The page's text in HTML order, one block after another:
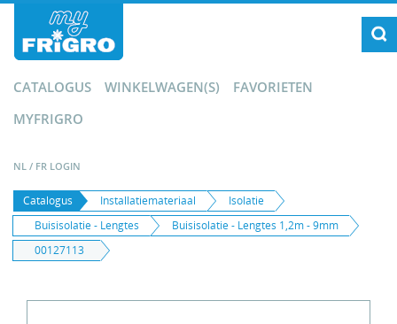
CATALOGUS WINKELWAGEN(S)
FAVORIETEN
MYFRIGRO
NL / FR LOGIN
Catalogus Installatiemateriaal
Isolatie
Buisisolatie - Lengtes
Buisisolatie - Lengtes 1,2m - 9mm
00127113